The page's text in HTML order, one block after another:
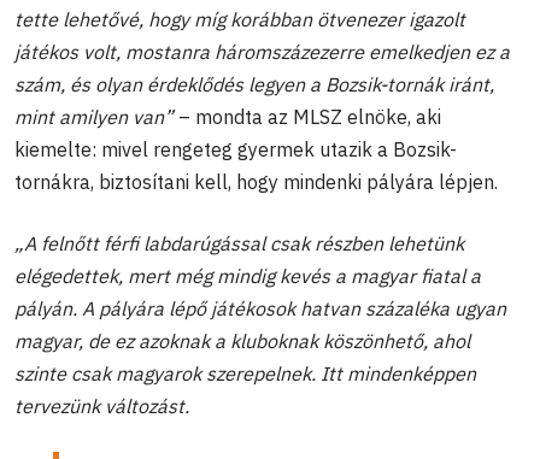
tette lehetővé, hogy míg korábban ötvenezer igazolt
játékos volt, mostanra háromszázezerre emelkedjen ez a
szám, és olyan érdeklődés legyen a Bozsik-tornák iránt,
mint amilyen van”– mondta az MLSZ elnöke, aki
kiemelte: mivel rengeteg gyermek utazik a Bozsik-
tornákra, biztosítani kell, hogy mindenki pályára lépjen.
„A felnőtt férfi labdarúgással csak részben lehetünk
elégedettek, mert még mindig kevés a magyar fiatal a
pályán. A pályára lépő játékosok hatvan százaléka ugyan
magyar, de ez azoknak a kluboknak köszönhető, ahol
szinte csak magyarok szerepelnek. Itt mindenképpen
tervezünk változást.